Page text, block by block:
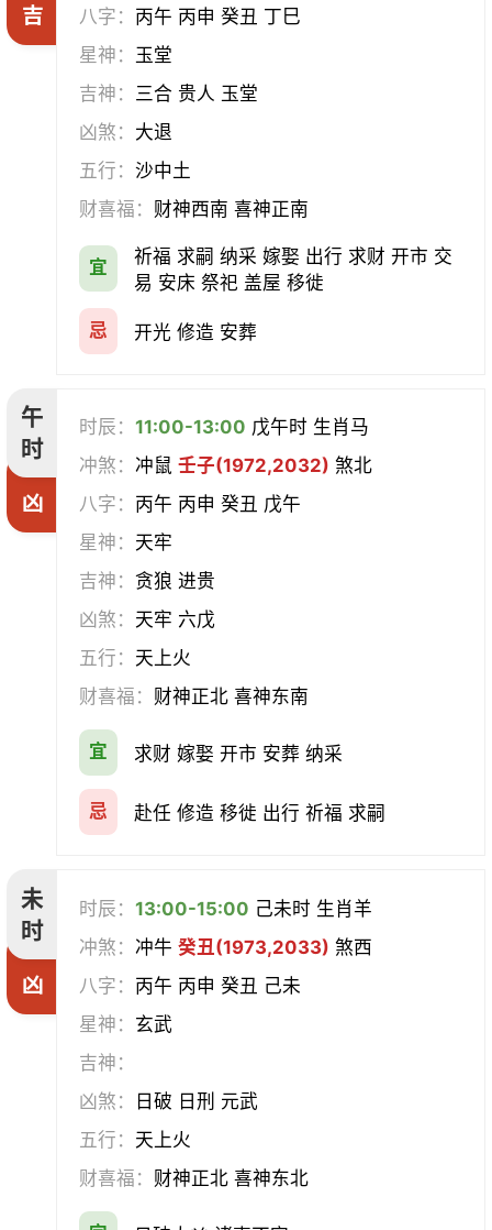
吉
八字： 丙午 丙申 癸丑 丁巳
星神： 玉堂
吉神： 三合 贵人 玉堂
凶煞： 大退
五行：沙中土
财喜福： 财神西南 喜神正南
宜
祈福 求嗣 纳采 嫁娶 出行 求财 开市 交
易 安床 祭祀 盖屋 移徙
忌 开光 修造 安葬
午
时
凶
时辰：11:00-13:00 戊午时 生肖马
冲煞：冲鼠壬子(1972,2032) 煞北
八字： 丙午 丙申 癸丑 戊午
星神： 天牢
吉神：贪狼 进贵
凶煞： 天牢 六戊
五行： 天上火
财喜福： 财神正北 喜神东南
宜 求财 嫁娶 开市 安葬 纳采
忌 赴任 修造 移徙 出行 祈福 求嗣
未
时
凶
时辰：13:00-15:00 己未时 生肖羊
冲煞：冲牛癸丑(1973,2033) 煞西
八字： 丙午 丙申 癸丑 己未
星神： 玄武
吉神：
凶煞：
日破 日刑 元武
五行： 天上火
财喜福： 财神正北 喜神东北